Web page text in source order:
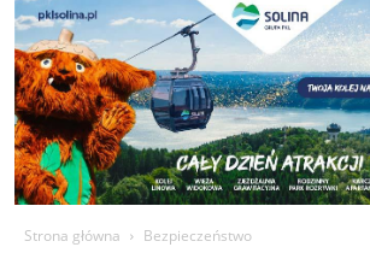
Strona główna Bezpieczeństwo